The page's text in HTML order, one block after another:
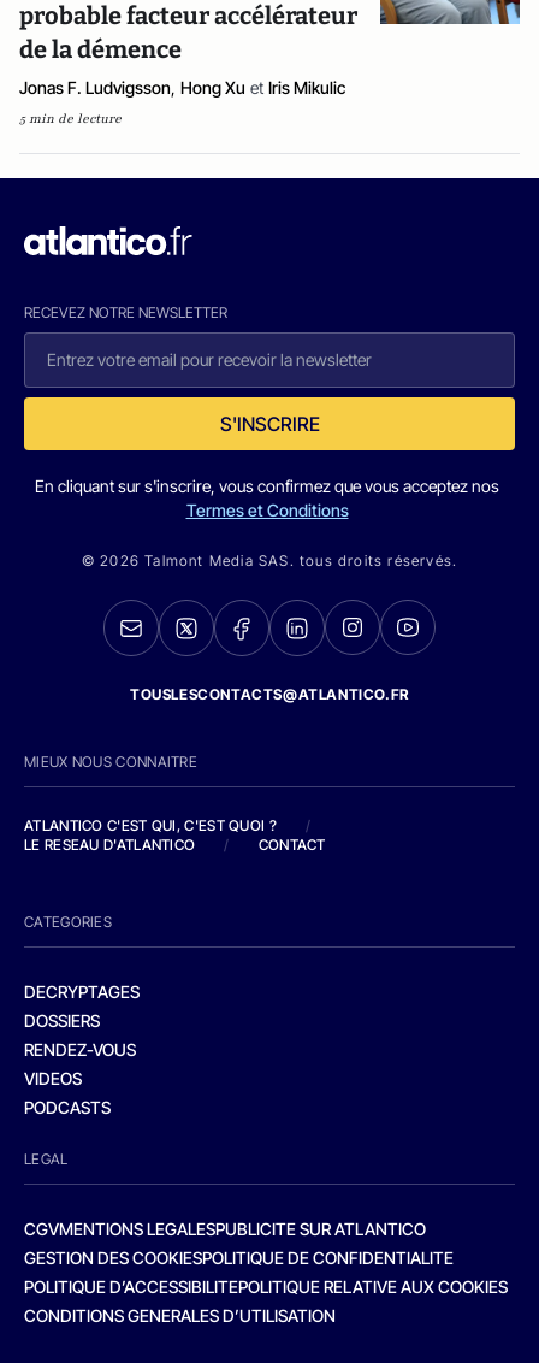
probable facteur accélérateur
de la démence
Jonas F. Ludvigsson, Hong Xu et Iris Mikulic
5 min de lecture
RECEVEZ NOTRE NEWSLETTER
S'INSCRIRE
En cliquant sur s'inscrire, vous confirmez que vous acceptez nos
Termes et Conditions
© 2026 Talmont Media SAS. tous droits réservés.
TOUSLESCONTACTS@ATLANTICO.FR
MIEUX NOUS CONNAITRE
ATLANTICO C'EST QUI, C'EST QUOI ?
/
LE RESEAU D'ATLANTICO
/ CONTACT
CATEGORIES
DECRYPTAGES
DOSSIERS
RENDEZ-VOUS
VIDEOS
PODCASTS
LEGAL
CGVMENTIONS LEGALESPUBLICITE SUR ATLANTICO
GESTION DES COOKIESPOLITIQUE DE CONFIDENTIALITE
POLITIQUE D’ACCESSIBILITEPOLITIQUE RELATIVE AUX COOKIES
CONDITIONS GENERALES D’UTILISATION